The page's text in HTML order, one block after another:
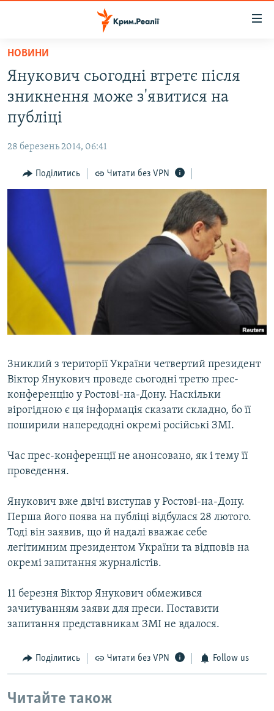
Перейти
основного
матеріалу
Перейти
до
основної
навігації
Перейти
до
ВОДА.КРИМ
ВІДЕО ТА ФОТО
БЛОГИ
ПОГЛЯД
ІНТЕРВ'Ю
ВСЕ ЗА ДЕНЬ
СПЕЦПРОЕКТИ
ДЕПОРТАЦІЯ
ВІДЕОУРОКИ «ELIFBE»
СВІДЧЕННЯ ОКУПАЦІЇ
УКРАЇНСЬКА ПРОБЛЕМА КРИМУ
ЯК ОБІЙТИ БЛОКУВАННЯ
Русский
Qırımtatar
Усі сайти RFE/RL
НОВИНИ
Янукович сьогодні втретє після
зникнення може з'явитися на
публіці
28 березень 2014, 06:41
Поділитись Читати без VPN
Зниклий з території України четвертий президент
Віктор Янукович проведе сьогодні третю прес-
конференцію у Ростові-на-Дону. Наскільки
вірогідною є ця інформація сказати складно, бо її
поширили напередодні окремі російські ЗМІ.
Час прес-конференції не анонсовано, як і тему її
проведення.
Янукович вже двічі виступав у Ростові-на-Дону.
Перша його поява на публіці відбулася 28 лютого.
Тоді він заявив, що й надалі вважає себе
легітимним президентом України та відповів на
окремі запитання журналістів.
11 березня Віктор Янукович обмежився
зачитуванням заяви для преси. Поставити
запитання представникам ЗМІ не вдалося.
Поділитись Читати без VPN Follow us
Читайте також